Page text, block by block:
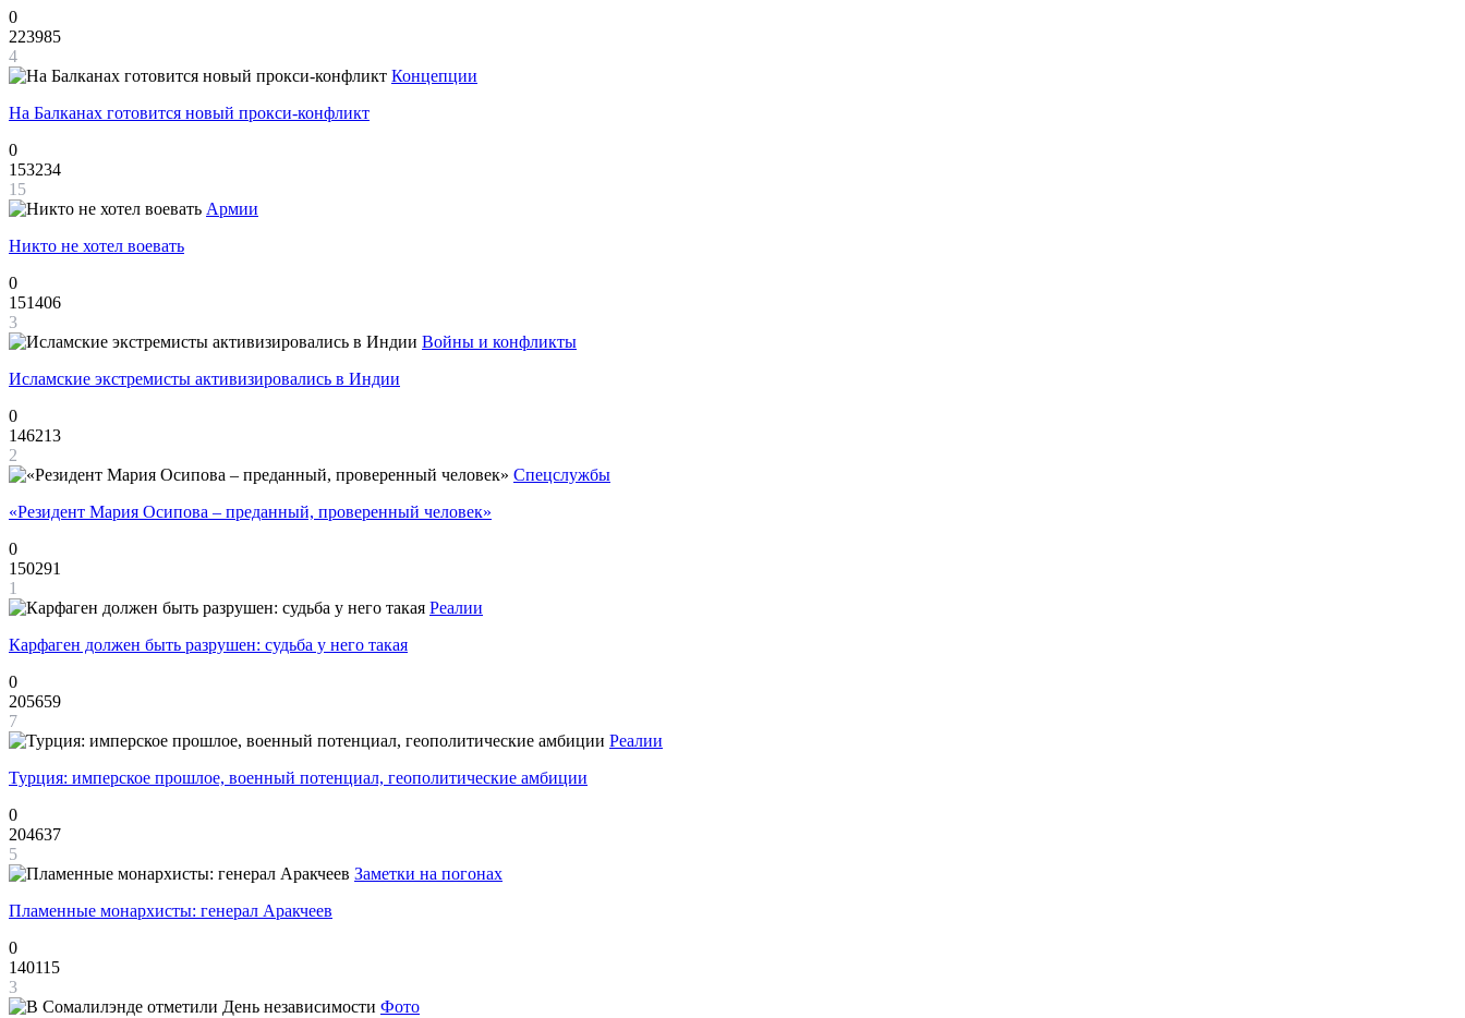
0
223985
4
Концепции
На Балканах готовится новый прокси-конфликт
0
153234
15
Армии
Никто не хотел воевать
0
151406
3
Войны и конфликты
Исламские экстремисты активизировались в Индии
0
146213
2
Спецслужбы
«Резидент Мария Осипова – преданный, проверенный человек»
0
150291
1
Реалии
Карфаген должен быть разрушен: судьба у него такая
0
205659
7
Реалии
Турция: имперское прошлое, военный потенциал, геополитические амбиции
0
204637
5
Заметки на погонах
Пламенные монархисты: генерал Аракчеев
0
140115
3
Фото